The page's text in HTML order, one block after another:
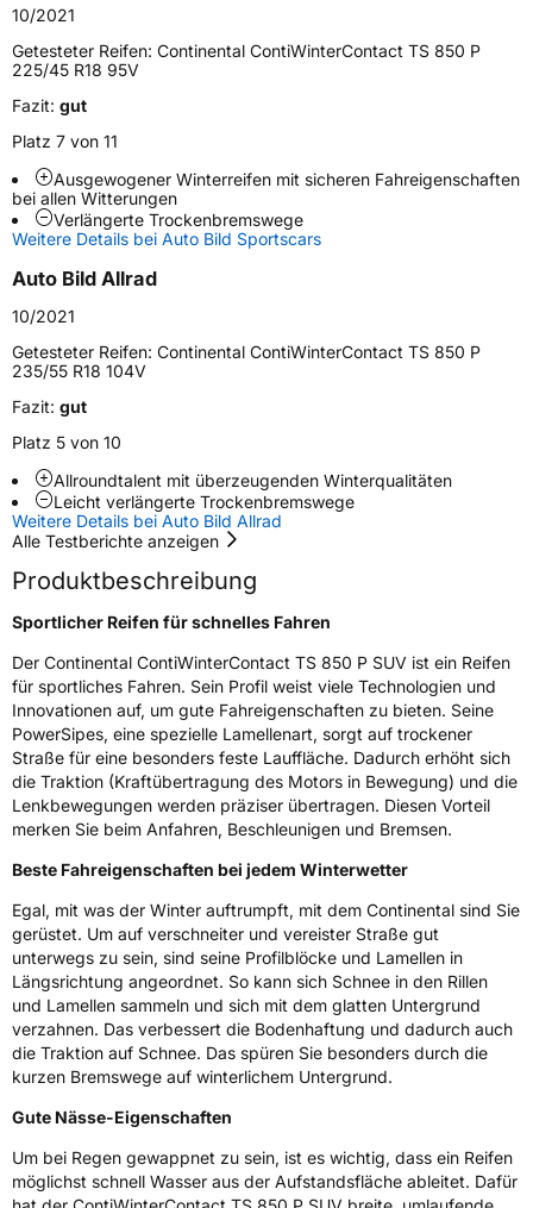
Verwendung
ModellnameContiWinterContact TS 850 P SUV
Fahrzeugart
Weitere Eigenschaften
SchlauchtypTL
ZustandNeureifen
M+SJa
Empfohlen für MaseratiMGT
EU Label
NasshaftungB
Rollgeräusch (Klasse)B
Rollgeräusch (dB) 73
FahrzeugklasseC1
3PMSF / Schneeflockensymbol / Alpine-Symbol Ja
EisgripNein
EPREL ID479645
Allgemeine Produktsicherheit (GPSR)
HerstellerkontaktContinental Reifen Deutschland GmbH
Continental-Plaza 1 30173 Hannover
Deutschland,
customerservice_tires@conti.de
10/2021
Getesteter Reifen: Continental ContiWinterContact TS 850 P
225/45 R18 95V
Fazit: gut
Platz 7 von 11
Ausgewogener Winterreifen mit sicheren Fahreigenschaften
bei allen Witterungen
Verlängerte Trockenbremswege
Weitere Details bei Auto Bild Sportscars
Auto Bild Allrad
10/2021
Getesteter Reifen: Continental ContiWinterContact TS 850 P
235/55 R18 104V
Fazit: gut
Platz 5 von 10
Allroundtalent mit überzeugenden Winterqualitäten
Leicht verlängerte Trockenbremswege
Weitere Details bei Auto Bild Allrad
Alle Testberichte anzeigen
Produktbeschreibung
Sportlicher Reifen für schnelles Fahren
Der Continental ContiWinterContact TS 850 P SUV ist ein Reifen
für sportliches Fahren. Sein Profil weist viele Technologien und
Innovationen auf, um gute Fahreigenschaften zu bieten. Seine
PowerSipes, eine spezielle Lamellenart, sorgt auf trockener
Straße für eine besonders feste Lauffläche. Dadurch erhöht sich
die Traktion (Kraftübertragung des Motors in Bewegung) und die
Lenkbewegungen werden präziser übertragen. Diesen Vorteil
merken Sie beim Anfahren, Beschleunigen und Bremsen.
Beste Fahreigenschaften bei jedem Winterwetter
Egal, mit was der Winter auftrumpft, mit dem Continental sind Sie
gerüstet. Um auf verschneiter und vereister Straße gut
unterwegs zu sein, sind seine Profilblöcke und Lamellen in
Längsrichtung angeordnet. So kann sich Schnee in den Rillen
und Lamellen sammeln und sich mit dem glatten Untergrund
verzahnen. Das verbessert die Bodenhaftung und dadurch auch
die Traktion auf Schnee. Das spüren Sie besonders durch die
kurzen Bremswege auf winterlichem Untergrund.
Gute Nässe-Eigenschaften
Um bei Regen gewappnet zu sein, ist es wichtig, dass ein Reifen
möglichst schnell Wasser aus der Aufstandsfläche ableitet. Dafür